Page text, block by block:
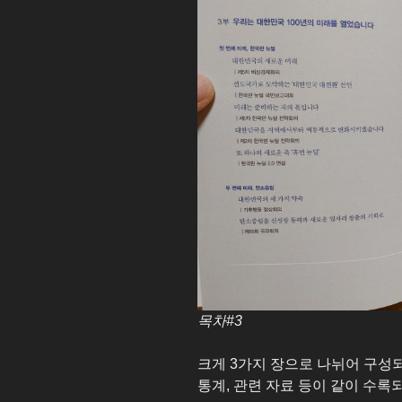
목차#3
크게 3가지 장으로 나뉘어 구성
통계, 관련 자료 등이 같이 수록